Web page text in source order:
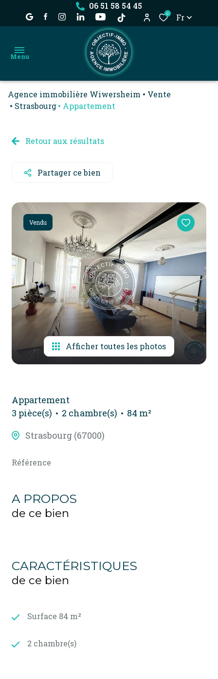
06 51 58 54 45
0 Fr
Menu
accueil
location
biens
locataire
l'agence
vendu
mail
contact
Agence immobilière Wiwersheim
Vente
Strasbourg
Appartement
Retour aux résultats
Partager ce bien
Vendu
Afficher toutes les photos
Appartement
3 pièce(s)
2 chambre(s)
84 m²
Strasbourg (67000)
Référence
A PROPOS
de ce bien
CARACTÉRISTIQUES
de ce bien
Surface 84 m²
2 chambre(s)